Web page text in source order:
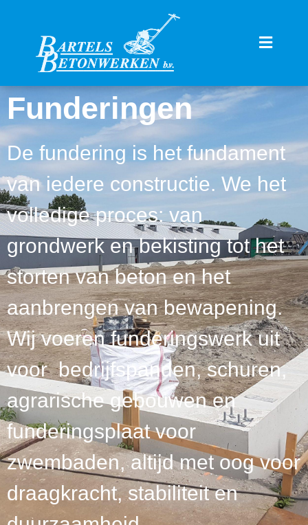
Funderingen
De fundering is het fundament
van iedere constructie. We het
volledige proces: van
grondwerk en bekisting tot het
storten van beton en het
aanbrengen van bewapening.
Wij voeren funderingswerk uit
voor bedrijfspanden, schuren,
agrarische gebouwen en
funderingsplaat voor
zwembaden, altijd met oog voor
draagkracht, stabiliteit en